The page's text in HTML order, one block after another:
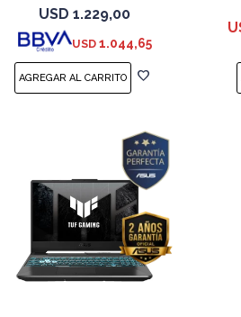
7445HS 3050
USD 1.229,00
USD 1.044,65